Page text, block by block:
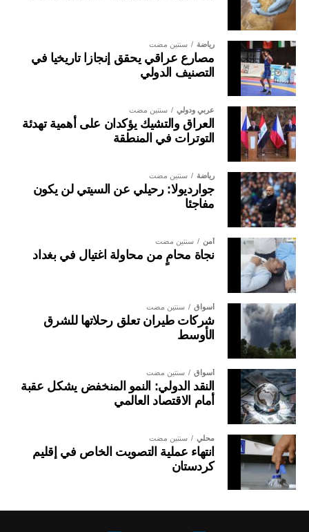
رياضة سنتين مضت
مصارع عراقي يحقق إنجازا تاريخيا في
التصنيف الدولي
عربي ودولي سنتين مضت
العراق والتشيك يؤكدان على أهمية تهدئة
التوترات في المنطقة
رياضة سنتين مضت
جوارديولا: رحيلي عن السيتي لن يكون
مفاجئا
أمن سنتين مضت
نجاة محامٍ من محاولة اغتيال في بغداد
أسواق سنتين مضت
شركات طيران تعلق رحلاتها للشرق
الأوسط
أسواق سنتين مضت
النقد الدولي: النمو المنخفض يشكل عقبة
أمام الاقتصاد العالمي
محلي سنتين مضت
انتهاء عملية التصويت الخاص في إقليم
كردستان